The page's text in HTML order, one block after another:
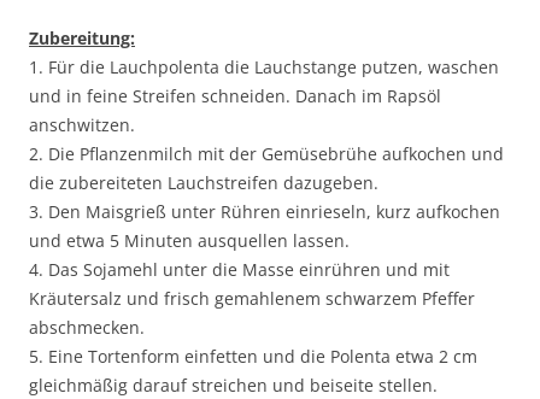
Zubereitung:
1. Für die Lauchpolenta die Lauchstange putzen, waschen
und in feine Streifen schneiden. Danach im Rapsöl
anschwitzen.
2. Die Pflanzenmilch mit der Gemüsebrühe aufkochen und
die zubereiteten Lauchstreifen dazugeben.
3. Den Maisgrieß unter Rühren einrieseln, kurz aufkochen
und etwa 5 Minuten ausquellen lassen.
4. Das Sojamehl unter die Masse einrühren und mit
Kräutersalz und frisch gemahlenem schwarzem Pfeffer
abschmecken.
5. Eine Tortenform einfetten und die Polenta etwa 2 cm
gleichmäßig darauf streichen und beiseite stellen.